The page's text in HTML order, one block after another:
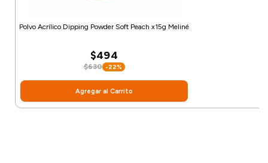
Polvo Acrílico Dipping Powder Soft Peach x15g Meliné
$494
$630 -22%
Agregar al Carrito